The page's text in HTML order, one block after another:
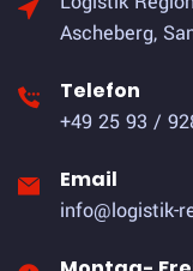
Ascheberg,
Telefon
+49 25 93 /
Email
info@logistik-